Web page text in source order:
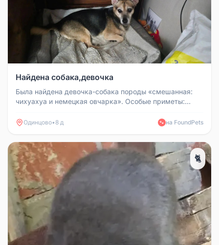
Найдена собака,девочка
Была найдена девочка-собака породы «смешанная:
чихуахуа и немецкая овчарка». Особые приметы:
Одинцово• 8 д 🐾 на FoundPets
🐈